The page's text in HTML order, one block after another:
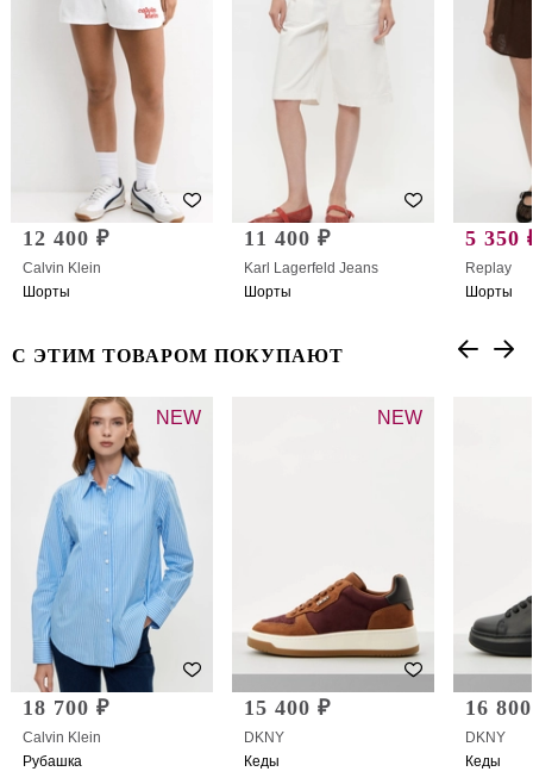
12 400 ₽
Calvin Klein
Шорты
11 400 ₽
Karl Lagerfeld Jeans
Шорты
5 350
Replay
Шорты
С ЭТИМ ТОВАРОМ ПОКУПАЮТ
NEW
18 700 ₽
Calvin Klein
Рубашка
NEW
15 400 ₽
DKNY
Кеды
16
DKNY
Кеды